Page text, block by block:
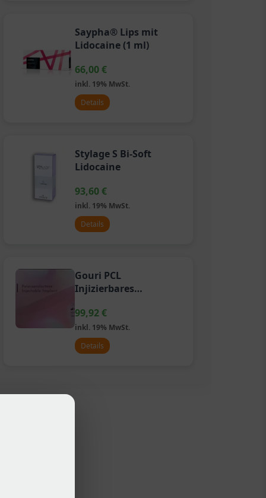
Saypha® Lips mit
Lidocaine (1 ml)
66,00€
inkl. 19% MwSt.
Details
Stylage S Bi-Soft
Lidocaine
93,60€
inkl. 19% MwSt.
Details
Gouri PCL
Injizierbares
99,92€
inkl. 19% MwSt.
Details